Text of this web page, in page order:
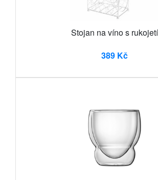
Stojan na víno s rukojetí
389 Kč